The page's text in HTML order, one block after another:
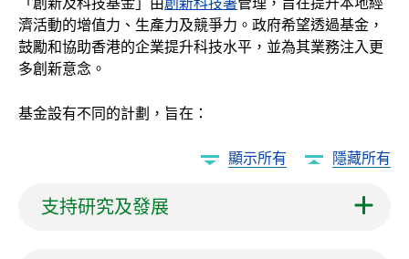
濟活動的增值力、生產力及競爭力。政府希望透過基金，
鼓勵和協助香港的企業提升科技水平，並為其業務注入更
多創新意念。
基金設有不同的計劃，旨在：
顯示所有 隱藏所有
支持研究及發展
企業 / 初創企業 / 創科加速器